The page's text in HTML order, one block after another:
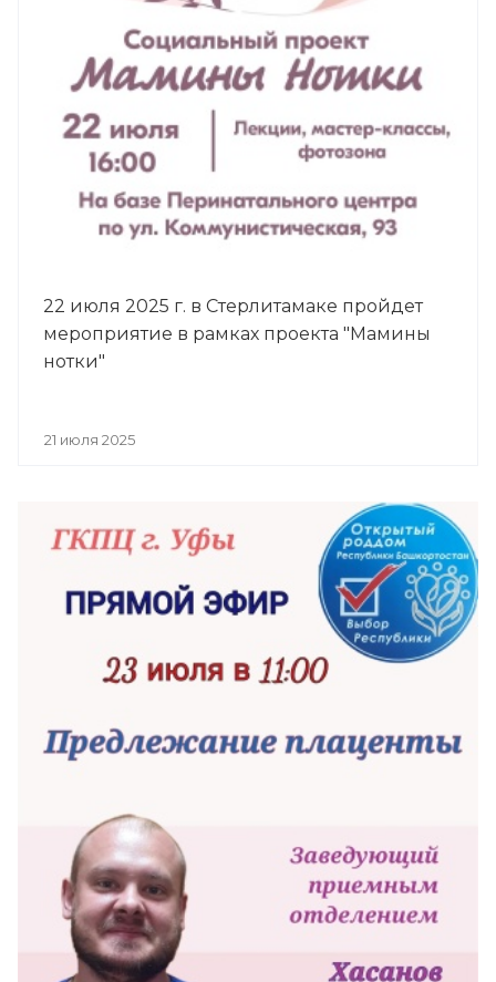
22 июля 2025 г. в Стерлитамаке пройдет
мероприятие в рамках проекта "Мамины
нотки"
21 июля 2025